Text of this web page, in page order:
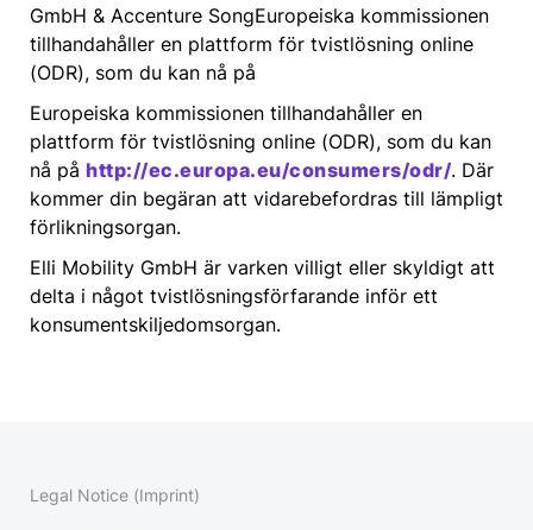
GmbH & Accenture SongEuropeiska kommissionen
tillhandahåller en plattform för tvistlösning online
(ODR), som du kan nå på
Europeiska kommissionen tillhandahåller en
plattform för tvistlösning online (ODR), som du kan
nå på http://ec.europa.eu/consumers/odr/. Där
kommer din begäran att vidarebefordras till lämpligt
förlikningsorgan.
Elli Mobility GmbH är varken villigt eller skyldigt att
delta i något tvistlösningsförfarande inför ett
konsumentskiljedomsorgan.
Legal Notice (Imprint)